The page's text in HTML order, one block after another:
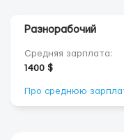
Разнорабочий
Средняя зарплата:
1400 $
Про среднюю